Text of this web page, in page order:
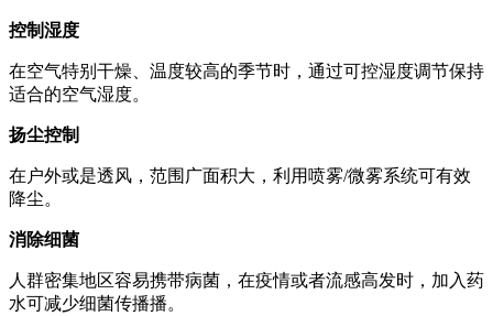
控制湿度
在空气特别干燥、温度较高的季节时，通过可控湿度调节保持
适合的空气湿度。
扬尘控制
在户外或是透风，范围广面积大，利用喷雾/微雾系统可有效
降尘。
消除细菌
人群密集地区容易携带病菌，在疫情或者流感高发时，加入药
水可减少细菌传播播。